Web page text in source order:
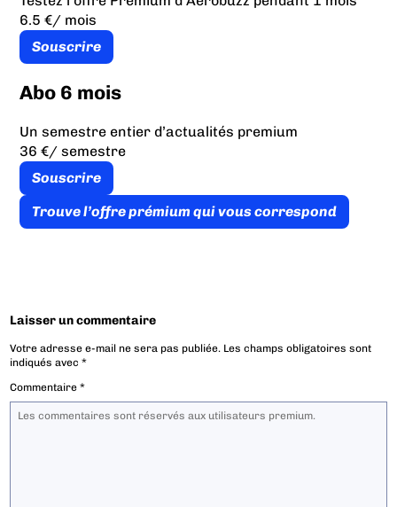
6.5 €/ mois
Souscrire
Abo 6 mois
Un semestre entier d’actualités premium
36 €/ semestre
Souscrire
Trouve l’offre prémium qui vous correspond
Laisser un commentaire
Votre adresse e-mail ne sera pas publiée. Les champs obligatoires sont
indiqués avec*
Commentaire*